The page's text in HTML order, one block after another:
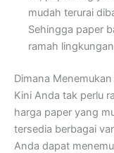
mudah terurai
Sehingga paper
ramah
Dimana
Kini Anda tak perlu
harga paper yang
tersedia berbagai
Anda dapat